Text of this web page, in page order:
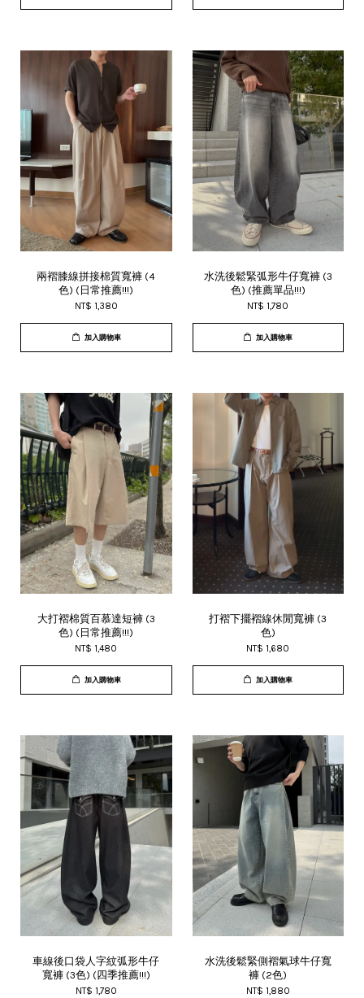
兩褶膝線拼接棉質寬褲 (4
色) (日常推薦!!!)
NT$ 1,380
加入購物車
水洗後鬆緊弧形牛仔寬褲 (3
色) (推薦單品!!!)
NT$ 1,780
加入購物車
大打褶棉質百慕達短褲 (3
色) (日常推薦!!!)
NT$ 1,480
加入購物車
打褶下擺褶線休閒寬褲 (3
色)
NT$ 1,680
加入購物車
車線後口袋人字紋弧形牛仔
寬褲 (3色) (四季推薦!!!)
NT$ 1,780
水洗後鬆緊側褶氣球牛仔寬
褲 (2色)
NT$ 1,880